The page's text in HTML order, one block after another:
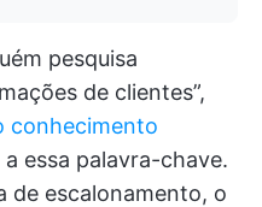
pesquisa
de clientes”,
conhecimento
essa palavra-chave.
de escalonamento, o